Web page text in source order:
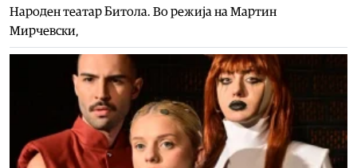
Народен театар Битола. Во режија на Мартин
Мирчевски,